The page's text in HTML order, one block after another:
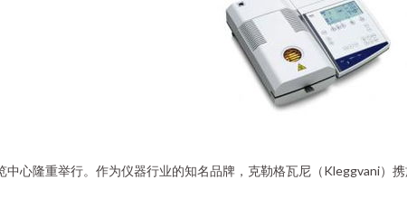
心隆重举行。作为仪器行业的知名品牌，克勒格瓦尼（Kleggvani）